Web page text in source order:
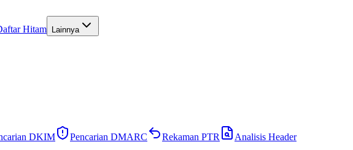
Hitam Lainnya
DKIM Pencarian DMARC Rekaman PTR Analisis Header